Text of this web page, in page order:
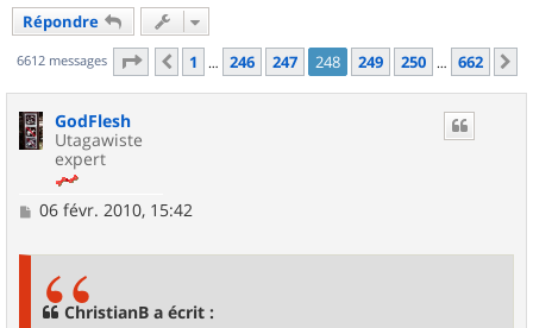
Répondre
6612 messages Page 248 sur662
Précédent
1 … 246 247 248 249 250 … 662
GodFlesh
Utagawiste
expert
M
06 févr. 2010, 15:42
ChristianB a écrit :